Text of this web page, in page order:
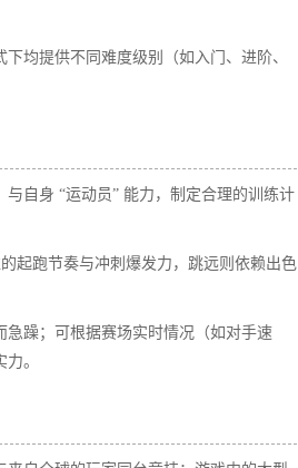
均提供不同难度级别（如入门、进阶、
自身 “运动员” 能力，制定合理的训练计
起跑节奏与冲刺爆发力，跳远则依赖出色
躁；可根据赛场实时情况（如对手速
。​